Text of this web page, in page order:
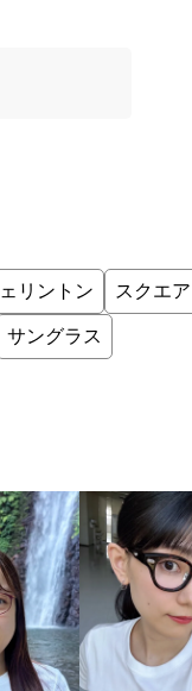
リントン スクエア
サングラス